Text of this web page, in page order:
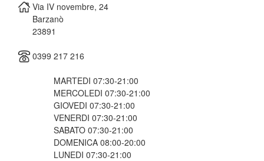
Via IV novembre, 24
Barzanò
23891
0399 217 216
MARTEDI 07:30-21:00
MERCOLEDI 07:30-21:00
GIOVEDI 07:30-21:00
VENERDI 07:30-21:00
SABATO 07:30-21:00
DOMENICA 08:00-20:00
LUNEDI 07:30-21:00